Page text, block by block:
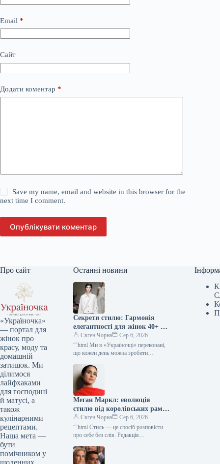
Email *
Сайт
Додати коментар *
Save my name, email and website in this browser for the
next time I comment.
Опублікувати коментар
Про сайт
«Україночка»
— портал для
жінок про
красу, моду та
домашній
затишок. Ми
ділимося
лайфхаками
для господині
й матусі, а
також
кулінарними
рецептами.
Наша мета —
бути
помічником у
Останні новини
Секрети стилю: Гармонія
елегантності для жінок 40+ від
топ-стилістки
Євген Чорна
Сер 6, 2026
“`html Ми в «Україночці» переконані,
що кожен день можна зробити
трішки натхнення. Сьогодні ми
розбираємося…
Меган Маркл: еволюція
стилю від королівських рамок
до тренду тихої розкоші
Євген Чорна
Сер 6, 2026
“`html Стиль — це спосіб розповісти
про себе без слів. Редакція
останніми тенденціями, і сьогодні
ми…